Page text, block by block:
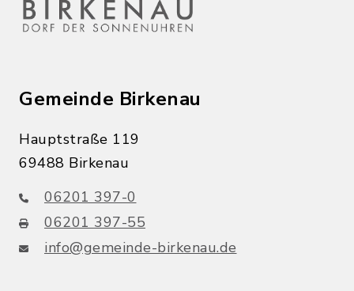
Gemeinde Birkenau
Hauptstraße 119
69488 Birkenau
06201 397-0
06201 397-55
info@gemeinde-birkenau.de